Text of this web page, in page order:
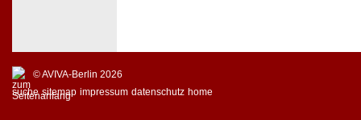
© AVIVA-Berlin 2026
suche sitemap impressum datenschutz home